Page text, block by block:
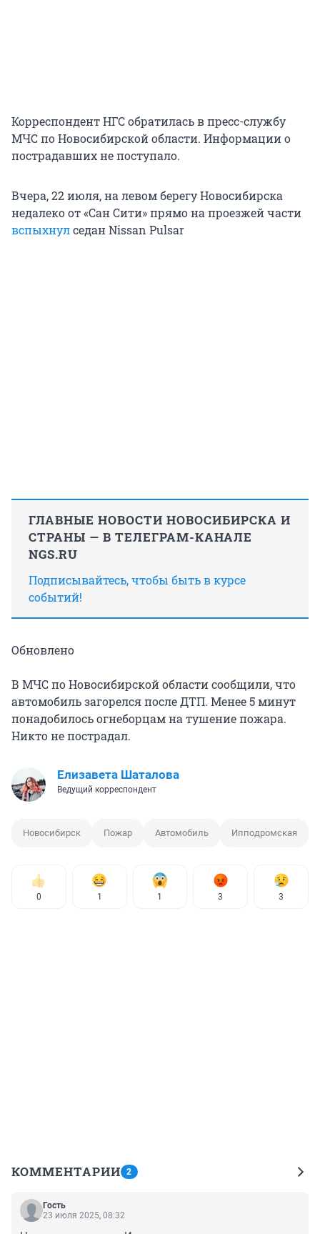
Корреспондент НГС обратилась в пресс-службу
МЧС по Новосибирской области. Информации о
пострадавших не поступало.
Вчера, 22 июля, на левом берегу Новосибирска
недалеко от «Сан Сити» прямо на проезжей части
вспыхнулседан Nissan Pulsar
ГЛАВНЫЕ НОВОСТИ НОВОСИБИРСКА И
СТРАНЫ — В ТЕЛЕГРАМ-КАНАЛЕ
NGS.RU
Подписывайтесь, чтобы быть в курсе
событий!
Обновлено
В МЧС по Новосибирской области сообщили, что
автомобиль загорелся после ДТП. Менее 5 минут
понадобилось огнеборцам на тушение пожара.
Никто не пострадал.
Елизавета Шаталова
Ведущий корреспондент
Новосибирск Пожар Автомобиль Ипподромская
0 1 1 3 3
КОММЕНТАРИИ 2
Гость
23 июля 2025, 08:32